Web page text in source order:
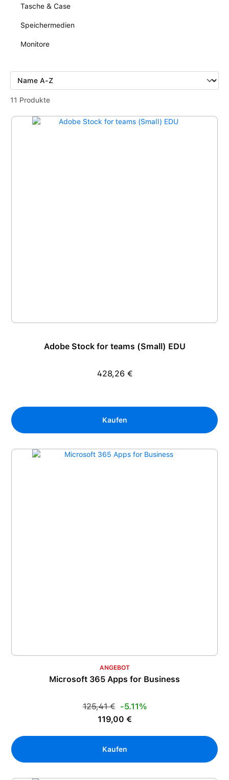
Tasche & Case
Speichermedien
Monitore
11 Produkte
Adobe Stock for teams (Small) EDU
Regulärer Preis:
428,26 €
Kaufen
ANGEBOT
Microsoft 365 Apps for Business
Verkaufspreis:
Regulärer Preis:
125,41 €
-5.11%
119,00 €
Kaufen